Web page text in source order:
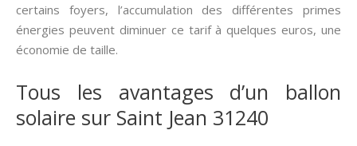
certains foyers, l’accumulation des différentes primes
énergies peuvent diminuer ce tarif à quelques euros, une
économie de taille.
Tous les avantages d’un ballon
solaire sur Saint Jean 31240